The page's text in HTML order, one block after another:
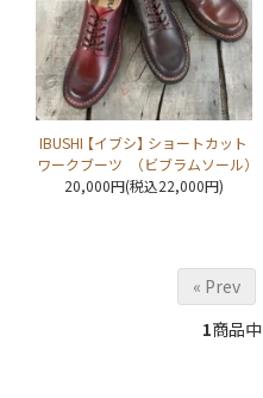
IBUSHI 【イブシ】 ショートカット
ワークブーツ （ビブラムソール）
20,000円(税込22,000円)
« Prev
1商品中